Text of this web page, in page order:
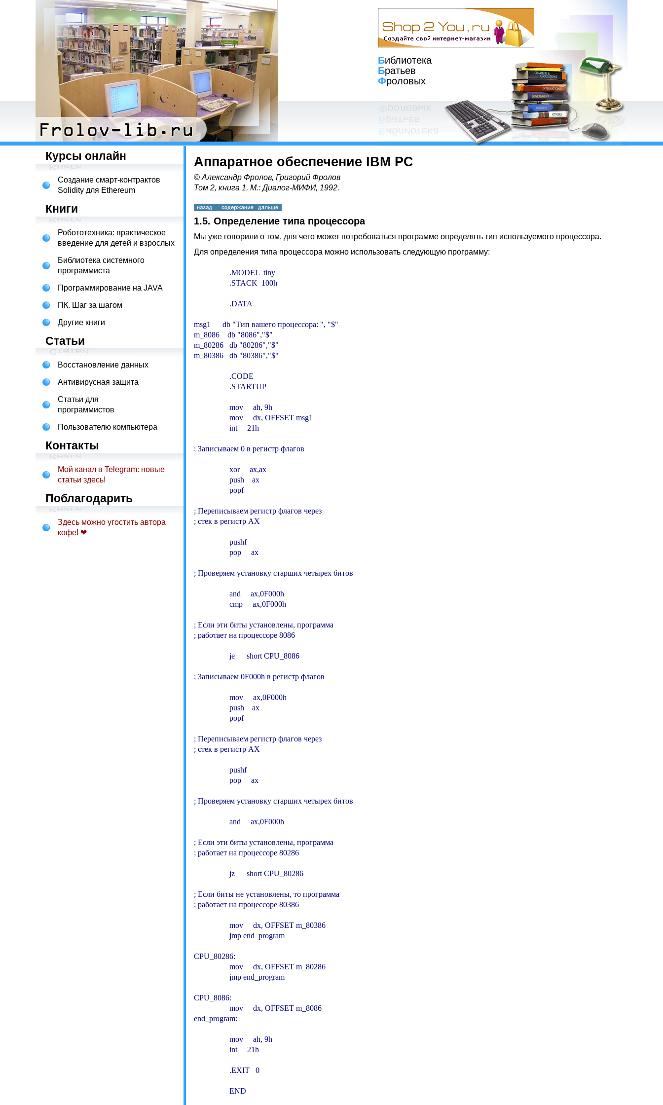
Библиотека
Братьев
Фроловых
Курсы онлайн
Создание смарт-контрактов
Solidity для Ethereum
Книги
Робототехника: практическое
введение для детей и взрослых
Библиотека системного
программиста
Программирование на JAVA
ПК. Шаг за шагом
Другие книги
Статьи
Восстановление данных
Антивирусная защита
Статьи для
программистов
Пользователю компьютера
Контакты
Мой канал в Telegram: новые
статьи здесь!
Поблагодарить
Здесь можно угостить автора
кофе! ❤
Аппаратное обеспечение IBM PC
© Александр Фролов, Григорий Фролов
Том 2, книга 1, М.: Диалог-МИФИ, 1992.
1.5. Определение типа процессора
Мы уже говорили о том, для чего может потребоваться программе определять тип используемого процессора.
Для определения типа процессора можно использовать следующую программу:
                  .MODEL  tiny
                  .STACK  100h
                  .DATA
msg1      db "Тип вашего процессора: ", "$"
m_8086    db "8086","$"
m_80286   db "80286","$"
m_80386   db "80386","$"
                  .CODE
                  .STARTUP
                  mov     ah, 9h
                  mov     dx, OFFSET msg1
                  int     21h
; Записываем 0 в регистр флагов
                  xor     ax,ax
                  push    ax
                  popf
; Переписываем регистр флагов через
; стек в регистр AX
                  pushf
                  pop     ax
; Проверяем установку старших четырех битов
                  and     ax,0F000h
                  cmp     ax,0F000h
; Если эти биты установлены, программа
; работает на процессоре 8086
                  je      short CPU_8086
; Записываем 0F000h в регистр флагов
                  mov     ax,0F000h
                  push    ax
                  popf
; Переписываем регистр флагов через
; стек в регистр AX
                  pushf
                  pop     ax
; Проверяем установку старших четырех битов
                  and     ax,0F000h
; Если эти биты установлены, программа
; работает на процессоре 80286
                  jz      short CPU_80286
; Если биты не установлены, то программа
; работает на процессоре 80386
                  mov     dx, OFFSET m_80386
                  jmp end_program
CPU_80286:
                  mov     dx, OFFSET m_80286
                  jmp end_program
CPU_8086:
                  mov     dx, OFFSET m_8086
end_program:
                  mov     ah, 9h
                  int     21h
                  .EXIT   0